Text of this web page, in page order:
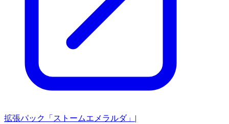
拡張パック 「ストームエメラルダ」 |